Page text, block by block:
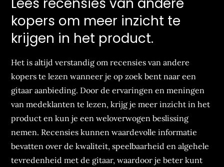
kopers om meer inzicht te
krijgen in het product.
Het is altijd verstandig om recensies van andere
kopers te lezen wanneer je op zoek bent naar een
gitaar aanbieding. Door de ervaringen en meningen
van medeklanten te lezen, krijg je meer inzicht in het
product en kun je een weloverwogen beslissing
nemen. Recensies kunnen waardevolle informatie
bevatten over de kwaliteit, speelbaarheid en algehele
tevredenheid met de gitaar, waardoor je beter kunt